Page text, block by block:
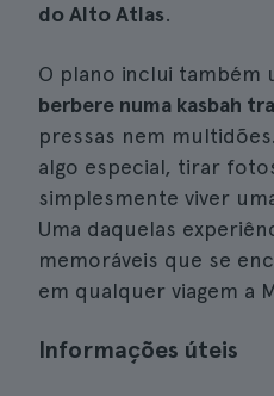
do Alto Atlas.
O plano inclui também
berbere numa kasbah
pressas nem
algo especial, tirar
simplesmente viver
Uma daquelas
memoráveis que se
em qualquer viagem a
Informações úteis